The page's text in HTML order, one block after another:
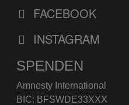
FACEBOOK
INSTAGRAM
SPENDEN
Amnesty International
BIC: BFSWDE33XXX